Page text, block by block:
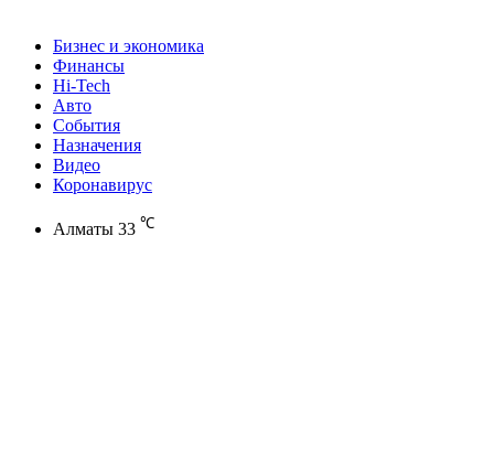
Бизнес и экономика
Финансы
Hi-Tech
Авто
События
Назначения
Видео
Коронавирус
Алматы 33 ℃